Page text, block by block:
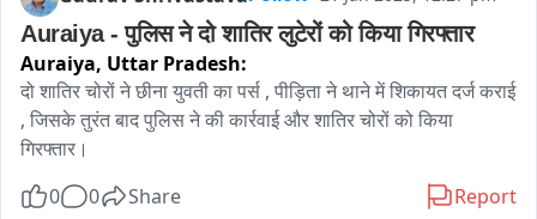
Auraiya - पुलिस ने दो शातिर लुटेरों को किया गिरफ्तार
Auraiya, Uttar Pradesh:
दो शातिर चोरों ने छीना युवती का पर्स , पीड़िता ने थाने में शिकायत दर्ज कराई
, जिसके तुरंत बाद पुलिस ने की कार्रवाई और शातिर चोरों को किया
गिरफ्तार।
0
0 Share Report